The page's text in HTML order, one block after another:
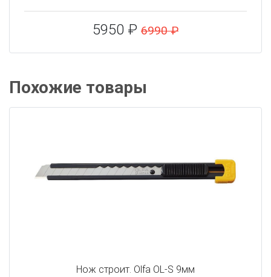
5950 ₽ 6990 ₽
Похожие товары
Нож строит. Olfa OL-S 9мм